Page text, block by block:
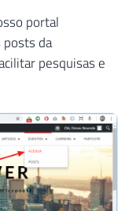
portal
da
pesquisas e